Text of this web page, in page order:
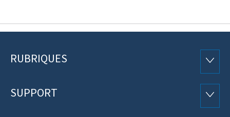
Pied
page
RUBRIQUES
SUPPORT